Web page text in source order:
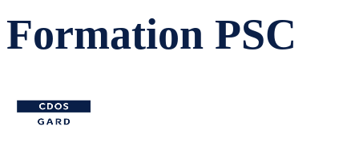
Formation PSC